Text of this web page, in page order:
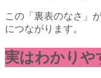
この「裏表のなさ」
につながります。
実はわかりや